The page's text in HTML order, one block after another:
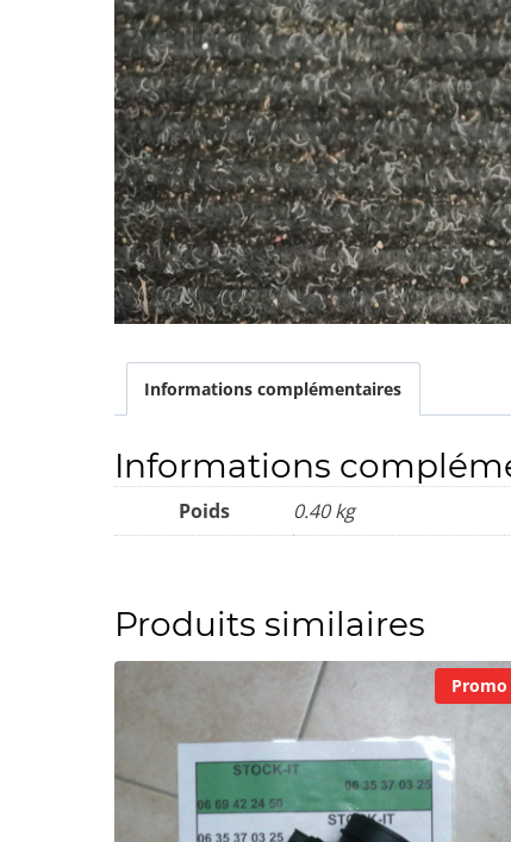
Informations complémentaires
Informations
Poids 0.40 kg
Produits similaires
Promo